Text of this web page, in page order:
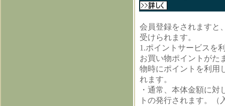
会員登録をされますと
受けられます。
1.ポイントサービスを
お買い物ポイントがた
物時にポイントを利用
れます。
・通常、本体金額に対
トの発行されます。（